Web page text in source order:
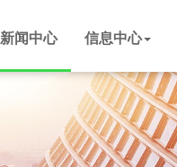
新闻中心 信息中心